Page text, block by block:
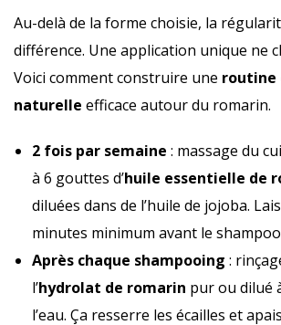
Au-delà de la forme choisie, la
différence. Une application unique ne
Voici comment construire une routine
naturelle efficace autour du romarin.
2 fois par semaine : massage du
à 6 gouttes d’huile essentielle de
diluées dans de l’huile de jojoba.
minutes minimum avant le
Après chaque shampooing :
l’hydrolat de romarin pur ou dilué
l’eau. Ça resserre les écailles et